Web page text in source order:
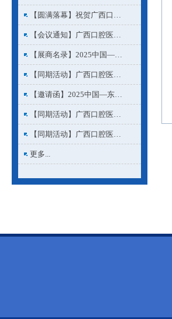
【圆满落幕】祝贺广西口…
【会议通知】广西口腔医…
【展商名录】2025中国—…
【同期活动】广西口腔医…
【邀请函】2025中国—东…
【同期活动】广西口腔医…
【同期活动】广西口腔医…
更多...